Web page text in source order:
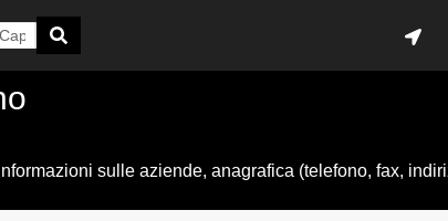
sulle aziende, anagrafica (telefono, fax,